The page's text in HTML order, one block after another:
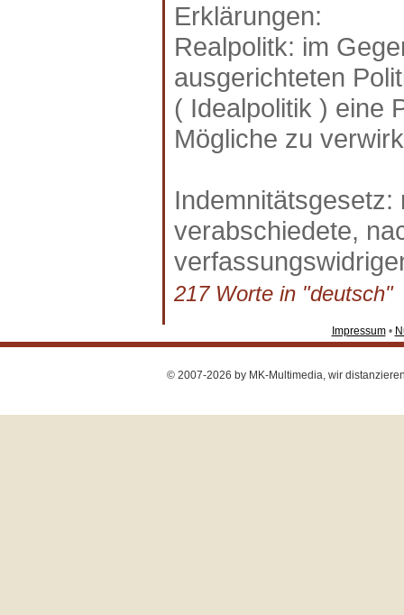
Erklärungen:
Realpolitk: im
ausgerichteten
( Idealpolitik ) eine
Mögliche zu
Indemnitätsgesetz:
verabschiedete,
217 Worte in
Impressum•
© 2007-2026 by MK-Multimedia, wir